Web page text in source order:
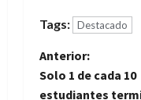
Tags: Destacado
N
Anterior:
Solo 1 de cada 10
estudiantes